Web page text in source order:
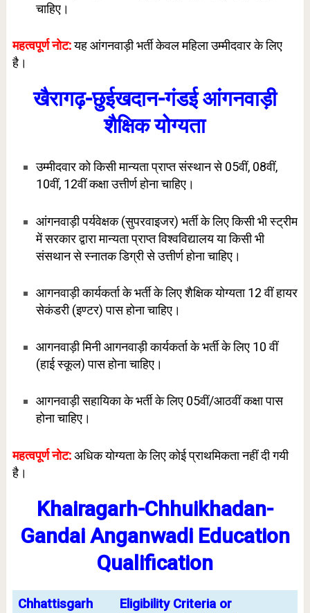
चाहिए।
महत्वपूर्ण नोट:यह आंगनवाड़ी भर्ती केवल महिला उम्मीदवार के लिए
है।
खैरागढ़-छुईखदान-गंडई आंगनवाड़ी
शैक्षिक योग्यता
उम्मीदवार को किसी मान्यता प्राप्त संस्थान से 05वीं, 08वीं,
10वीं, 12वीं कक्षा उत्तीर्ण होना चाहिए।
आंगनवाड़ी पर्यवेक्षक (सुपरवाइजर) भर्ती के लिए किसी भी स्ट्रीम
में सरकार द्वारा मान्यता प्राप्त विश्वविद्यालय या किसी भी
संसथान से स्नातक डिग्री से उत्तीर्ण होना चाहिए।
आगनवाड़ी कार्यकर्ता के भर्ती के लिए शैक्षिक योग्यता 12 वीं हायर
सेकंडरी (इण्टर) पास होना चाहिए।
आगनवाड़ी मिनी आगनवाड़ी कार्यकर्ता के भर्ती के लिए 10 वीं
(हाई स्कूल) पास होना चाहिए।
आगनवाड़ी सहायिका के भर्ती के लिए 05वीं/आठवीं कक्षा पास
होना चाहिए।
महत्वपूर्ण नोट: अधिक योग्यता के लिए कोई प्राथमिकता नहीं दी गयी
है।
Khairagarh-Chhuikhadan-
Gandai Anganwadi Education
Qualification
Chhattisgarh
Eligibility Criteria or